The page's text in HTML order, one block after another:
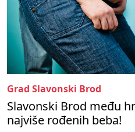
Grad Slavonski Brod
Slavonski Brod među
najviše rođenih beba!